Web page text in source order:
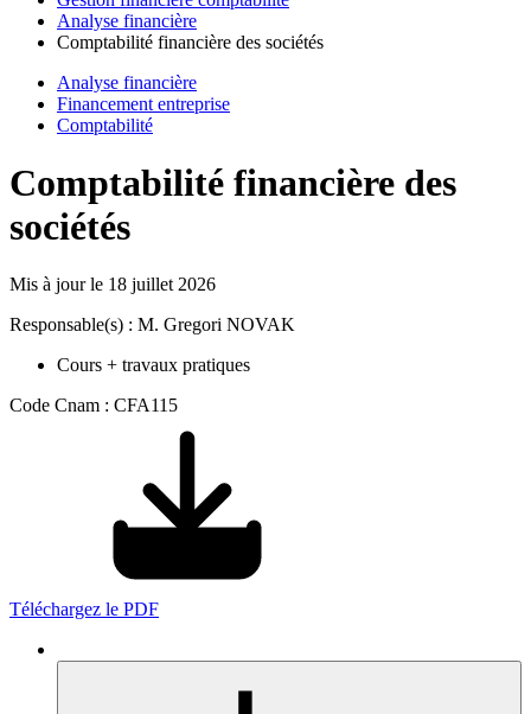
Analyse financière
Comptabilité financière des sociétés
Analyse financière
Financement entreprise
Comptabilité
Comptabilité financière des
sociétés
Mis à jour le 18 juillet 2026
Responsable(s) : M. Gregori NOVAK
Cours + travaux pratiques
Code Cnam : CFA115
Téléchargez le PDF